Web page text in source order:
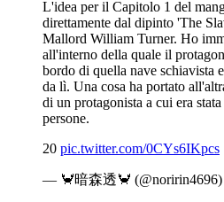
L'idea per il Capitolo 1 del
direttamente dal dipinto 'The
Mallord William Turner. Ho
all'interno della quale il
bordo di quella nave schiavista
da lì. Una cosa ha portato
di un protagonista a cui era
persone.
20 pic.twitter.com/0CYs6IKpcs
— 🦀暗森透🦀 (@noririn4696)